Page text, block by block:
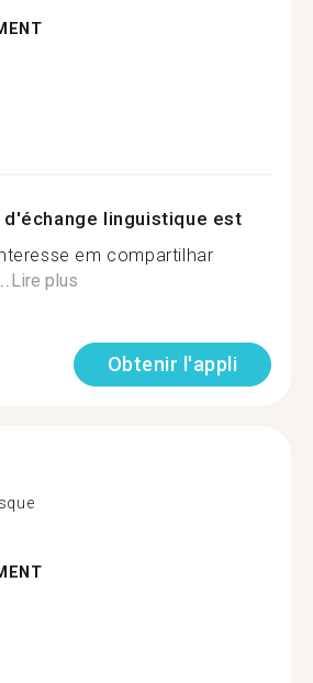
d'échange linguistique est
em compartilhar
Lire plus
Obtenir l'appli